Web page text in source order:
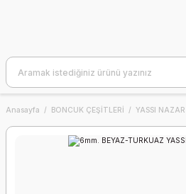
Anasayfa BONCUK ÇEŞİTLERİ YASSI